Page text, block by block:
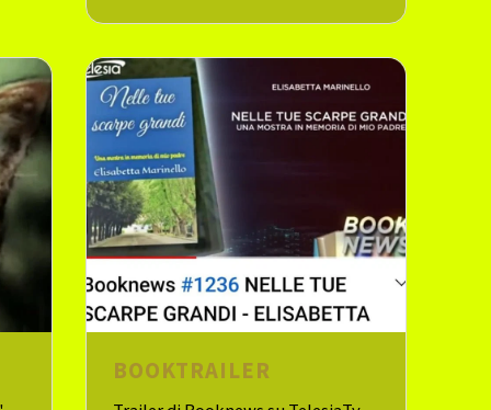
BOOKTRAILER